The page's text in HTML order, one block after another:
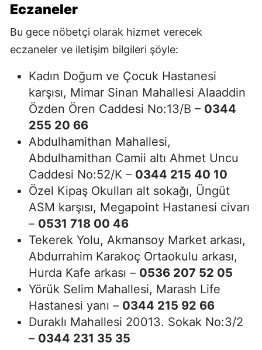
Eczaneler
Bu gece nöbetçi olarak hizmet verecek
eczaneler ve iletişim bilgileri şöyle:
Kadın Doğum ve Çocuk Hastanesi
karşısı, Mimar Sinan Mahallesi Alaaddin
Özden Ören Caddesi No:13/B – 0344
255 20 66
Abdulhamithan Mahallesi,
Abdulhamithan Camii altı Ahmet Uncu
Caddesi No:52/K – 0344 215 40 10
Özel Kipaş Okulları alt sokağı, Üngüt
ASM karşısı, Megapoint Hastanesi civarı
– 0531 718 00 46
Tekerek Yolu, Akmansoy Market arkası,
Abdurrahim Karakoç Ortaokulu arkası,
Hurda Kafe arkası – 0536 207 52 05
Yörük Selim Mahallesi, Marash Life
Hastanesi yanı – 0344 215 92 66
Duraklı Mahallesi 20013. Sokak No:3/2
– 0344 231 35 35